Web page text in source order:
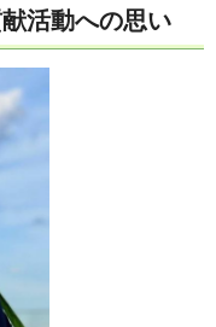
活動への思い